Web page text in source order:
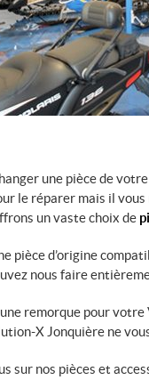
une pièce de
le réparer mais il
un vaste choix de
pièce d’origine
nous faire
remorque pour
X Jonquière ne
sur nos pièces et